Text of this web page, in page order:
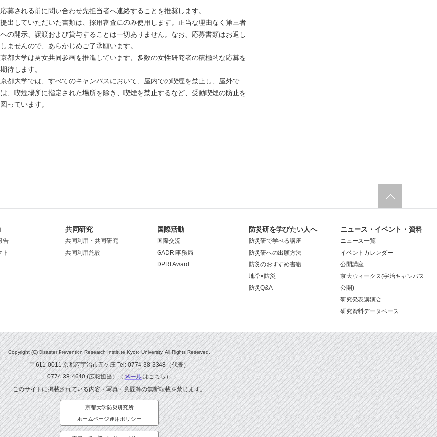
応募される前に問い合わせ先担当者へ連絡することを推奨します。
提出していただいた書類は、採用審査にのみ使用します。正当な理由なく第三者
への開示、譲渡および貸与することは一切ありません。なお、応募書類はお返し
しませんので、あらかじめご了承願います。
京都大学は男女共同参画を推進しています。多数の女性研究者の積極的な応募を
期待します。
京都大学では、すべてのキャンパスにおいて、屋内での喫煙を禁止し、屋外で
は、喫煙場所に指定された場所を除き、喫煙を禁止するなど、受動喫煙の防止を
図っています。
告
ト
共同研究
共同利用・共同研究
共同利用施設
国際活動
国際交流
GADRI事務局
DPRI Award
防災研を学びたい人へ
防災研で学べる講座
防災研への出願方法
防災のおすすめ書籍
地学×防災
防災Q&A
ニュース・イベント・資料
ニュース一覧
イベントカレンダー
公開講座
京大ウィークス(宇治キャンパス
公開)
研究発表講演会
研究資料データベース
Copyright (C) Disaster Prevention Research Institute Kyoto University. All Rights Reserved.
〒611-0011 京都府宇治市五ケ庄 Tel: 0774-38-3348（代表）
0774-38-4640 (広報担当）（
はこちら）
このサイトに掲載されている内容・写真・意匠等の無断転載を禁じます。
京都大学防災研究所
ホームページ運用ポリシー